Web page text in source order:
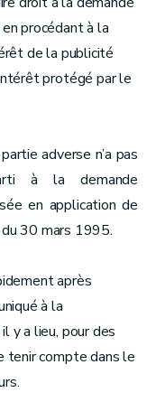
procédant à la
de la publicité
protégé par le
adverse n’a pas
à la demande
en application de
30 mars 1995.
après
à la
y a lieu, pour des
tenir compte dans le